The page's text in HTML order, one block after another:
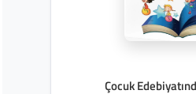
Çocuk